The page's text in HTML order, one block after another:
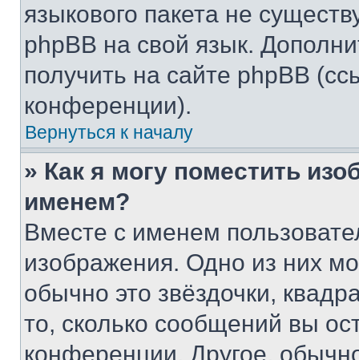
языкового пакета не
phpBB на свой язык.
получить на сайте phpBB
конференции).
Вернуться к началу
» Как я могу поместить
именем?
Вместе с именем
изображения. Одно из них
обычно это звёздочки,
то, сколько сообщений вы
конференции. Другое,